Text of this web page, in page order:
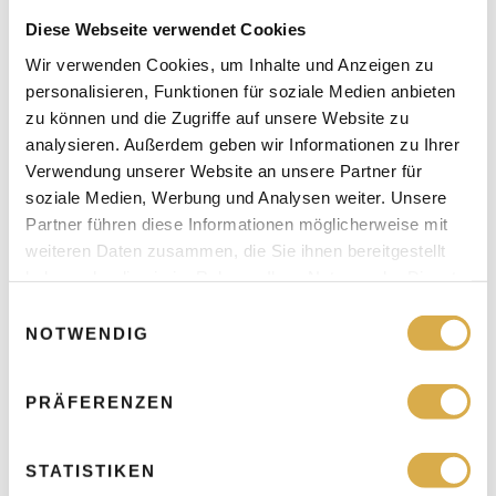
Diese Webseite verwendet Cookies
Wir verwenden Cookies, um Inhalte und Anzeigen zu
personalisieren, Funktionen für soziale Medien anbieten
zu können und die Zugriffe auf unsere Website zu
analysieren. Außerdem geben wir Informationen zu Ihrer
Verwendung unserer Website an unsere Partner für
soziale Medien, Werbung und Analysen weiter. Unsere
Partner führen diese Informationen möglicherweise mit
weiteren Daten zusammen, die Sie ihnen bereitgestellt
NOTWENDIG
PRÄFERENZEN
STATISTIKEN
nicht nur Volumen, sondern errichtet ein Gerüst für neue
Kollagenfasern:
Verleiht eingefallenen Schläfen wieder Struktur
Definiert Kieferlinien mit markanter Eleganz
Verwandelt gealterte Hände in zeitlose Visitenkarten
Poly-L-Milchsäure: Der Gärtner
Sculptra arbeitet wie ein geduldiger Gärtner – pflanzt heute,
Erntet langanhaltende Ergebnisse bis zu zwei Jahre